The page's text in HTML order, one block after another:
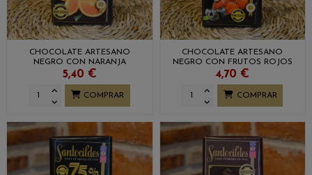
CHOCOLATE ARTESANO
NEGRO CON NARANJA
SANTOCILDES
5,40 €
COMPRAR
CHOCOLATE ARTESANO
NEGRO CON FRUTOS ROJOS
SANTOCILDES
4,70 €
COMPRAR